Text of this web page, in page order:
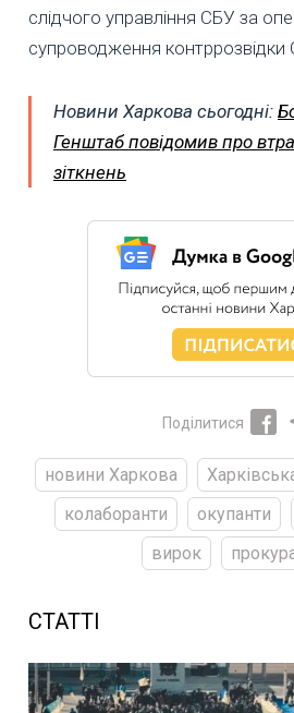
слідчого управління СБУ за
супроводження контррозвідки
Новини Харкова сьогодні:
Генштаб повідомив про
зіткнень
Поділитися
новини Харкова
колаборанти
окупанти
вирок
СТАТТІ